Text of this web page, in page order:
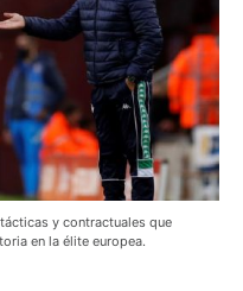
y contractuales que
en la élite europea.